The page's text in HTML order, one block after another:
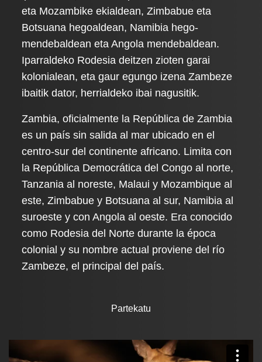
eta Mozambike ekialdean, Zimbabue eta
Botsuana hegoaldean, Namibia hego-
mendebaldean eta Angola mendebaldean.
Iparraldeko Rodesia deitzen zioten garai
kolonialean, eta gaur egungo izena Zambeze
ibaitik dator, herrialdeko ibai nagusitik.
Zambia, oficialmente la República de Zambia
es un país sin salida al mar ubicado en el
centro-sur del continente africano. Limita con
la República Democrática del Congo al norte,
Tanzania al noreste, Malaui y Mozambique al
este, Zimbabue y Botsuana al sur, Namibia al
suroeste y con Angola al oeste. Era conocido
como Rodesia del Norte durante la época
colonial y su nombre actual proviene del río
Zambeze, el principal del país.
Partekatu